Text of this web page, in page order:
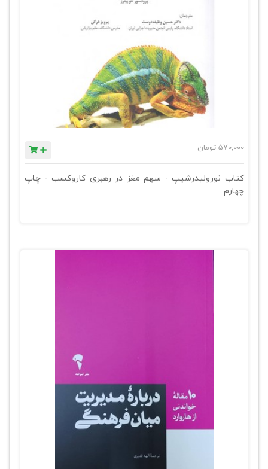
570,000 تومان
کتاب نورولیدرشیپ - سهم مغز در رهبری کاروکسب - چاپ
چهارم